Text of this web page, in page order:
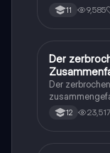
11 9,585
Deutsch
Der
Der
12 23,517